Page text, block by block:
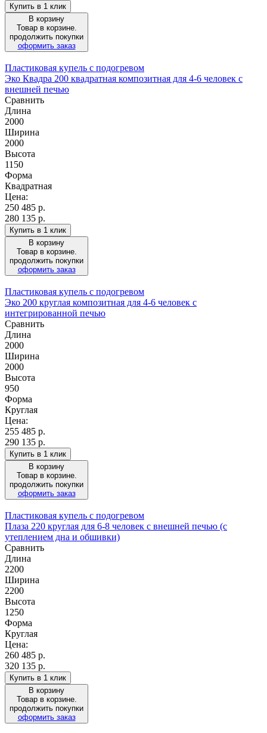
Купить в 1 клик
В корзину
Товар в корзине.
продолжить покупки
оформить заказ
Пластиковая купель с подогревом
Эко Квадра 200 квадратная композитная для 4-6 человек с
внешней печью
Сравнить
Длина
2000
Ширина
2000
Высота
1150
Форма
Квадратная
Цена:
250 485 р.
280 135 р.
Купить в 1 клик
В корзину
Товар в корзине.
продолжить покупки
оформить заказ
Пластиковая купель с подогревом
Эко 200 круглая композитная для 4-6 человек с
интегрированной печью
Сравнить
Длина
2000
Ширина
2000
Высота
950
Форма
Круглая
Цена:
255 485 р.
290 135 р.
Купить в 1 клик
В корзину
Товар в корзине.
продолжить покупки
оформить заказ
Пластиковая купель с подогревом
Плаза 220 круглая для 6-8 человек с внешней печью (с
утеплением дна и обшивки)
Сравнить
Длина
2200
Ширина
2200
Высота
1250
Форма
Круглая
Цена:
260 485 р.
320 135 р.
Купить в 1 клик
В корзину
Товар в корзине.
продолжить покупки
оформить заказ